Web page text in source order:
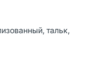
тальк,